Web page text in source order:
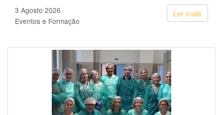
Ler mais
3 Agosto 2026
Eventos e Formação